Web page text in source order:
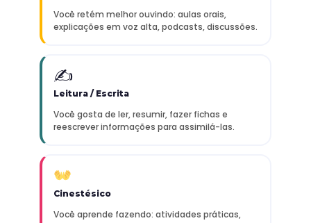
Você retém melhor ouvindo: aulas orais,
explicações em voz alta, podcasts, discussões.
✍️
Leitura / Escrita
Você gosta de ler, resumir, fazer fichas e
reescrever informações para assimilá-las.
Cinestésico
Você aprende fazendo: atividades práticas,